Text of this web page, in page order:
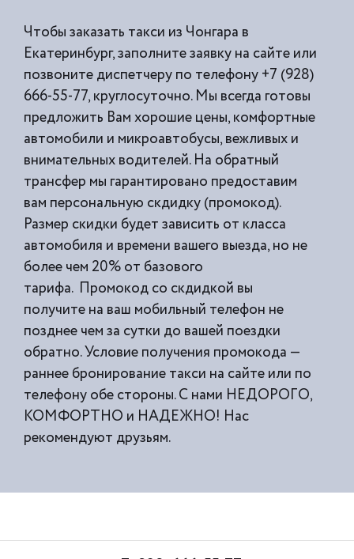
Чтобы заказать такси из Чонгара в
Екатеринбург, заполните заявку на сайте или
позвоните диспетчеру по телефону +7 (928)
666-55-77, круглосуточно. Мы всегда готовы
предложить Вам хорошие цены, комфортные
автомобили и микроавтобусы, вежливых и
внимательных водителей. На обратный
трансфер мы гарантировано предоставим
вам персональную скдидку (промокод).
Размер скидки будет зависить от класса
автомобиля и времени вашего выезда, но не
более чем 20% от базового
тарифа. Промокод со скдидкой вы
получите на ваш мобильный телефон не
позднее чем за сутки до вашей поездки
обратно. Условие получения промокода —
раннее бронирование такси на сайте или по
телефону обе стороны. С нами НЕДОРОГО,
КОМФОРТНО и НАДЕЖНО! Нас
рекомендуют друзьям.